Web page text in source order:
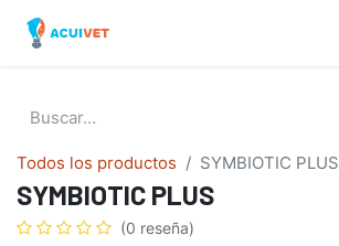
Todos los productos SYMBIOTIC PLUS
SYMBIOTIC PLUS
(0 reseña)